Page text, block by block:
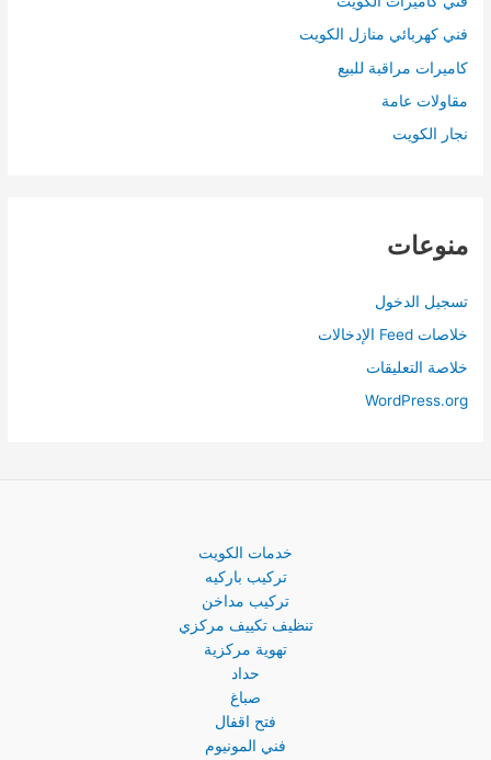
فني كهربائي منازل الكويت
كاميرات مراقبة للبيع
مقاولات عامة
نجار الكويت
منوعات
تسجيل الدخول
خلاصات Feed الإدخالات
خلاصة التعليقات
WordPress.org
خدمات الكويت
تركيب باركيه
تركيب مداخن
تنظيف تكييف مركزي
تهوية مركزية
حداد
صباغ
فتح اقفال
فني المونيوم